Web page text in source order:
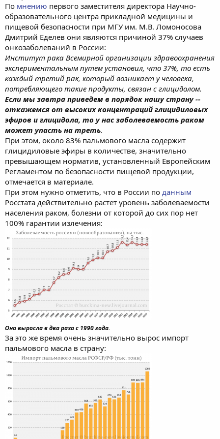
По мнению первого заместителя директора Научно-
образовательного центра прикладной медицины и
пищевой безопасности при МГУ им. М.В. Ломоносова
Дмитрий Еделев они являются причиной 37% случаев
онкозаболеваний в России:
Институт рака Всемирной организации здравоохранения
экспериментальным путем установил, что 37%, то есть
каждый третий рак, который возникает у человека,
потребляющего такие продукты, связан с глицидолом.
Если мы завтра приведем в порядок нашу страну --
откажемся от высоких концентраций глицидиловых
эфиров и глицидола, то у нас заболеваемость раком
может упасть на треть.
При этом, около 83% пальмового масла содержит
глицидиловые эфиры в количестве, значительно
превышающем норматив, установленный Европейским
Регламентом по безопасности пищевой продукции,
отмечается в материале.
При этом нужно отметить, что в России по данным
Росстата действительно растет уровень заболеваемости
населения раком, болезни от которой до сих пор нет
100% гарантии излечения:
Она выросла в два раза с 1990 года.
За это же время очень значительно вырос импорт
пальмового масла в страну: